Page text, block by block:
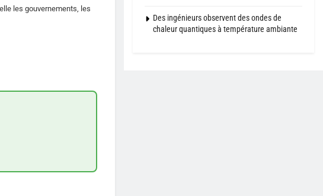
les gouvernements, les
Des ingénieurs observent des ondes de
chaleur quantiques à température ambiante